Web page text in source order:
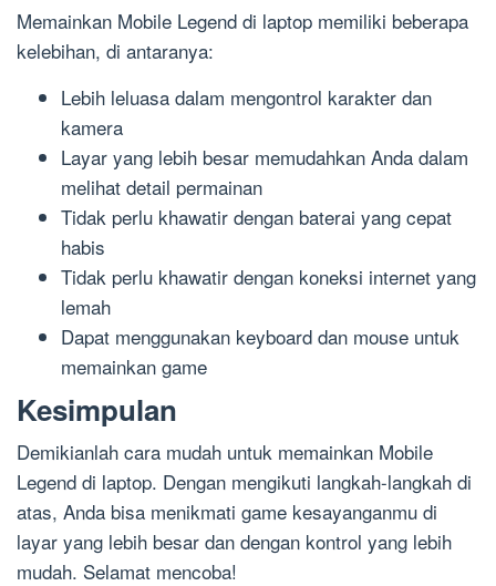
Memainkan Mobile Legend di laptop memiliki beberapa
kelebihan, di antaranya:
Lebih leluasa dalam mengontrol karakter dan
kamera
Layar yang lebih besar memudahkan Anda dalam
melihat detail permainan
Tidak perlu khawatir dengan baterai yang cepat
habis
Tidak perlu khawatir dengan koneksi internet yang
lemah
Dapat menggunakan keyboard dan mouse untuk
memainkan game
Kesimpulan
Demikianlah cara mudah untuk memainkan Mobile
Legend di laptop. Dengan mengikuti langkah-langkah di
atas, Anda bisa menikmati game kesayanganmu di
layar yang lebih besar dan dengan kontrol yang lebih
mudah. Selamat mencoba!